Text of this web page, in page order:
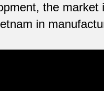
the market
in